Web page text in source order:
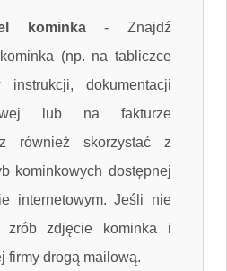
kominka- Znajdź
(np. na tabliczce
instrukcji, dokumentacji
lub na fakturze
również skorzystać z
kominkowych dostępnej
internetowym. Jeśli nie
zrób zdjęcie kominka i
firmy drogą mailową.